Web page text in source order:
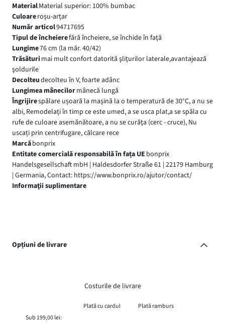
MaterialMaterial superior: 100% bumbac
Culoareroșu-arțar
Număr articol94717695
Tipul de încheierefără încheiere, se închide în faţă
Lungime76 cm (la măr. 40/42)
Trăsături mai mult confort datorită şliţurilor laterale,avantajează
şoldurile
Decolteudecolteu în V, foarte adânc
Lungimea mânecilormânecă lungă
Îngrijirespălare ușoară la mașină la o temperatură de 30°C, a nu se
albi, Remodelați în timp ce este umed, a se usca plat,a se spăla cu
rufe de culoare asemănătoare, a nu se curăţa (cerc - cruce), Nu
uscați prin centrifugare, călcare rece
Marcăbonprix
Entitate comercială responsabilă în fața UE bonprix
Handelsgesellschaft mbH | Haldesdorfer Straße 61 | 22179 Hamburg
| Germania, Contact: https://www.bonprix.ro/ajutor/contact/
Informaţii suplimentare
Opțiuni de livrare
Costurile de livrare
Plată cu cardul
Plată ramburs
Sub 199,00 lei: